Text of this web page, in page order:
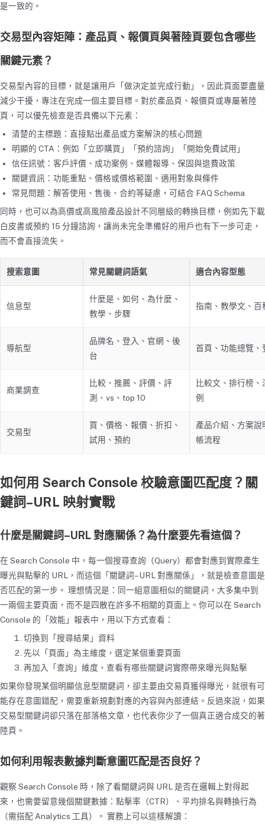
是一致的。
交易型內容矩陣：產品頁、報價頁與著陸頁要包含哪些
關鍵元素？
交易型內容的目標，就是讓用戶「做決定並完成行動」，因此頁面要盡量
減少干擾，專注在完成一個主要目標。對於產品頁、報價頁或專屬著陸
頁，可以優先檢查是否具備以下元素：
清楚的主標題：直接點出產品或方案解決的核心問題
明顯的 CTA：例如「立即購買」「預約諮詢」「開始免費試用」
信任訊號：客戶評價、成功案例、媒體報導、保固與退費政策
關鍵資訊：功能重點、價格或價格範圍、適用對象與條件
常見問題：解答使用、售後、合約等疑慮，可結合 FAQ Schema
同時，也可以為高價或高風險產品設計不同層級的轉換目標，例如先下載
白皮書或預約 15 分鐘諮詢，讓尚未完全準備好的用戶也有下一步可走，
而不會直接流失。
搜索意圖 常見關鍵詞語氣 適合內容型態
信息型
什麼是、如何、為什麼、
教學、步驟
指南、教學文、百
導航型
品牌名、登入、官網、後
台
首頁、功能總覽、
商業調查
比較、推薦、評價、評
測、vs、top 10
比較文、排行榜
例
交易型
買、價格、報價、折扣、
試用、預約
產品介紹、方案說
帳流程
如何用 Search Console 校驗意圖匹配度？關
鍵詞–URL 映射實戰
什麼是關鍵詞–URL 對應關係？為什麼要先看這個？
在 Search Console 中，每一個搜尋查詢（Query）都會對應到實際產生
曝光與點擊的 URL，而這個「關鍵詞–URL 對應關係」，就是檢查意圖是
否匹配的第一步。 理想情況是：同一組意圖相似的關鍵詞，大多集中到
一兩個主要頁面，而不是四散在許多不相關的頁面上。你可以在 Search
Console 的「效能」報表中，用以下方式查看：
切換到「搜尋結果」資料
先以「頁面」為主維度，選定某個重要頁面
再加入「查詢」維度，查看有哪些關鍵詞實際帶來曝光與點擊
如果你發現某個明顯信息型關鍵詞，卻主要由交易頁獲得曝光，就很有可
能存在意圖錯配，需要重新規劃對應的內容與內部連結。反過來說，如果
交易型關鍵詞卻只落在部落格文章，也代表你少了一個真正適合成交的著
陸頁。
如何利用報表數據判斷意圖匹配是否良好？
觀察 Search Console 時，除了看關鍵詞與 URL 是否在邏輯上對得起
來，也需要留意幾個關鍵數據：點擊率（CTR）、平均排名與轉換行為
（需搭配 Analytics 工具）。 實務上可以這樣解讀：